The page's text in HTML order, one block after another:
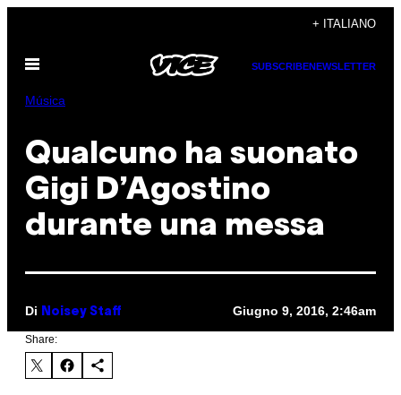
contenuto
+ ITALIANO
Apri
SUBSCRIBENEWSLETTER
Música
Qualcuno ha suonato
Gigi D’Agostino
durante una messa
Di Noisey Staff Giugno 9, 2016, 2:46am
Share: